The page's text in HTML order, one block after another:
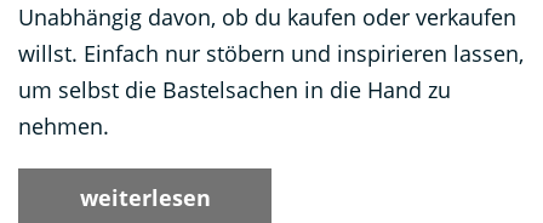
Unabhängig davon, ob du kaufen oder verkaufen
willst. Einfach nur stöbern und inspirieren lassen,
um selbst die Bastelsachen in die Hand zu
nehmen.
weiterlesen